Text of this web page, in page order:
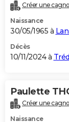
Créer une
Naissance
30/05/1965 à
Décès
10/11/2024 à
Paulette
Créer une
Naissance